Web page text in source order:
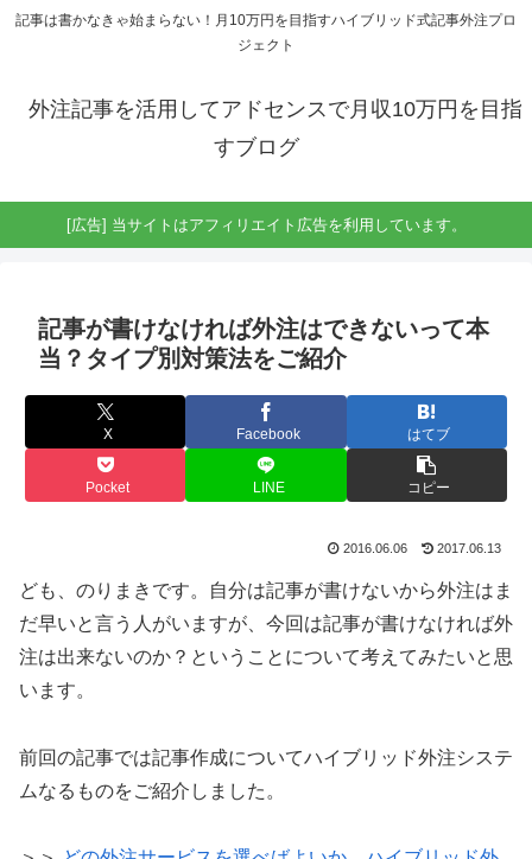
記事は書かなきゃ始まらない！月10万円を目指すハイブリッド式記事外注プロ
ジェクト
外注記事を活用してアドセンスで月収10万円を目指
すブログ
[広告] 当サイトはアフィリエイト広告を利用しています。
記事が書けなければ外注はできないって本
当？タイプ別対策法をご紹介
X Facebook はてブ
Pocket LINE コピー
2016.06.06 2017.06.13
ども、のりまきです。自分は記事が書けないから外注はま
だ早いと言う人がいますが、今回は記事が書けなければ外
注は出来ないのか？ということについて考えてみたいと思
います。
前回の記事では記事作成についてハイブリッド外注システ
ムなるものをご紹介しました。